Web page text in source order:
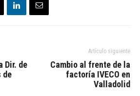
Dir. de
de
Artículo siguiente
Cambio al frente de la
factoría IVECO en
Valladolid